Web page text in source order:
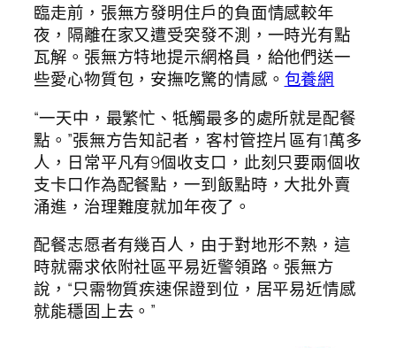
臨走前，張無方發明住戶的負面情感較年
夜，隔離在家又遭受突發不測，一時光有點
瓦解。張無方特地提示網格員，給他們送一
些愛心物質包，安撫吃驚的情感。 包養網
“一天中，最繁忙、牴觸最多的處所就是配餐
點。”張無方告知記者，客村管控片區有1萬多
人，日常平凡有9個收支口，此刻只要兩個收
支卡口作為配餐點，一到飯點時，大批外賣
涌進，治理難度就加年夜了。
配餐志愿者有幾百人，由于對地形不熟，這
時就需求依附社區平易近警領路。張無方
說，“只需物質疾速保證到位，居平易近情感
就能穩固上去。”